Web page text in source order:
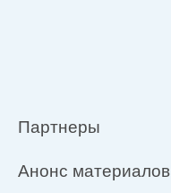
Партнеры
Анонс материалов